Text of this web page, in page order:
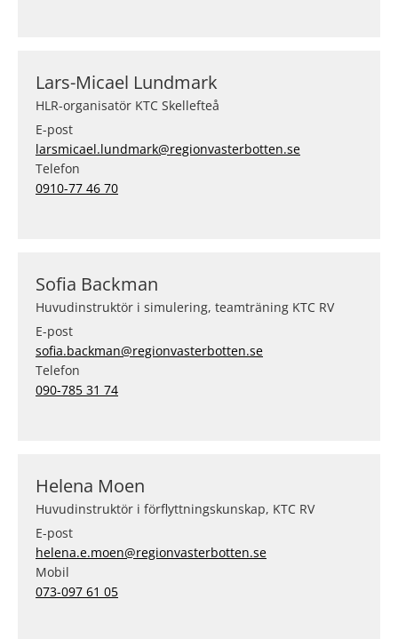
Lars-Micael Lundmark
HLR-organisatör KTC Skellefteå
E-post
larsmicael.lundmark@regionvasterbotten.se
Telefon
0910-77 46 70
Sofia Backman
Huvudinstruktör i simulering, teamträning KTC RV
E-post
sofia.backman@regionvasterbotten.se
Telefon
090-785 31 74
Helena Moen
Huvudinstruktör i förflyttningskunskap, KTC RV
E-post
helena.e.moen@regionvasterbotten.se
Mobil
073-097 61 05